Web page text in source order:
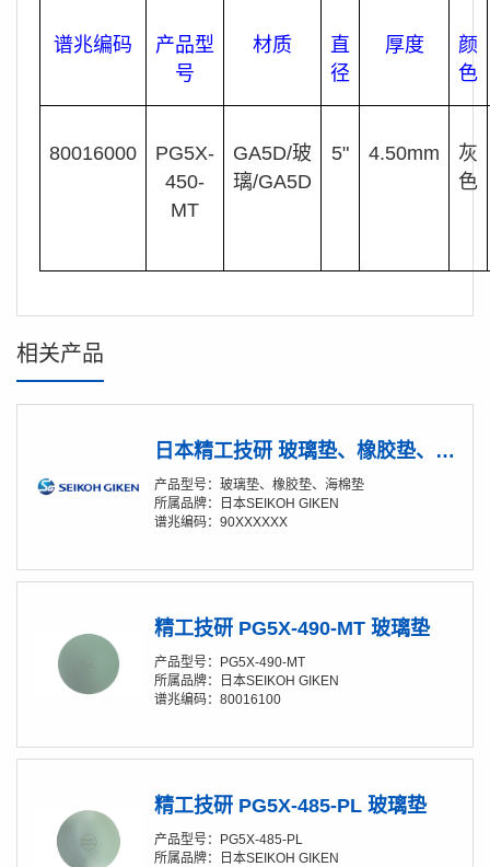
谱兆编码
产品型
号
材质
直
径
厚度
颜
色
80016000
PG5X-
450-
MT
GA5D/玻
璃/GA5D
5" 4.50mm
灰
色
相关产品
日本精工技研 玻璃垫、橡胶垫、海棉垫 产品综述
产品型号：玻璃垫、橡胶垫、海棉垫
所属品牌：日本SEIKOH GIKEN
谱兆编码：90XXXXXX
精工技研 PG5X-490-MT 玻璃垫
产品型号：PG5X-490-MT
所属品牌：日本SEIKOH GIKEN
谱兆编码：80016100
精工技研 PG5X-485-PL 玻璃垫
产品型号：PG5X-485-PL
所属品牌：日本SEIKOH GIKEN